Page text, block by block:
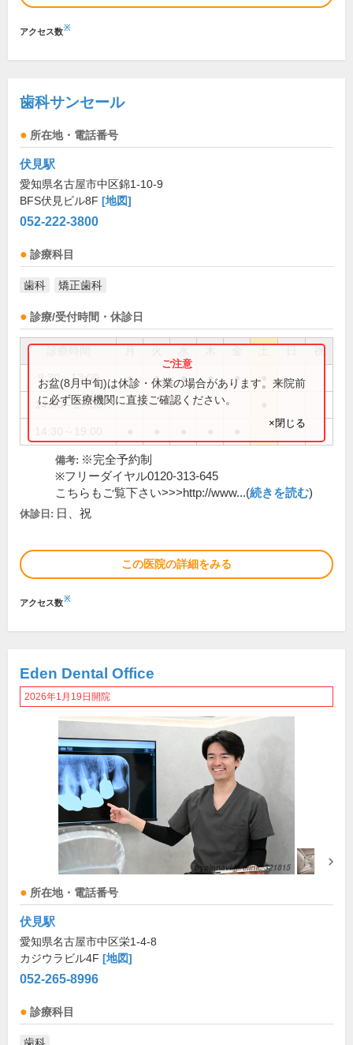
アクセス数※
歯科サンセール
所在地・電話番号
伏見駅
愛知県名古屋市中区錦1-10-9
BFS伏見ビル8F [地図]
052-222-3800
診療科目
歯科 矯正歯科
診療/受付時間・休診日
祝
9:30～13:00 ● ● ● ● ●
14:30～17:00
お盆(8月中旬)は休診・休業の場合があります。来院前
に必ず医療機関に直接ご確認ください。
×閉じる
備考: ※完全予約制
※フリーダイヤル0120-313-645
こちらもご覧下さい>>>http://www...(続きを読む)
休診日: 日、祝
この医院の詳細をみる
アクセス数※
Eden Dental Office
2026年1月19日開院
所在地・電話番号
伏見駅
愛知県名古屋市中区栄1-4-8
カジウラビル4F [地図]
052-265-8996
診療科目